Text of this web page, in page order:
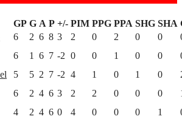
GP G A P +/- PIM PPG PPA SHG SHA
6 2 6 8 3 2 0 2 0 0
6 1 6 7 -2 0 0 1 0 0
5 5 2 7 -2 4 1 0 1 0
6 2 4 6 3 2 2 0 0 0
4 2 4 6 0 4 0 0 0 1